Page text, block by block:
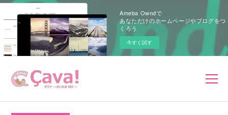
Ameba Owndで
あなただけのホームページやブログをつ
くろう
今すぐ試す